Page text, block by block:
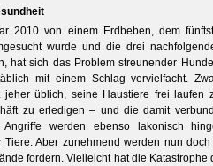
2010 von einem Erdbeben, dem
wurde und die drei
hat sich das Problem streunender
mit einem Schlag vervielfacht.
jeher üblich, seine Haustiere frei laufen
zu erledigen – und die damit
Angriffe werden ebenso lakonisch
Tiere. Aber zunehmend werden nun
fordern. Vielleicht hat die Katastrophe